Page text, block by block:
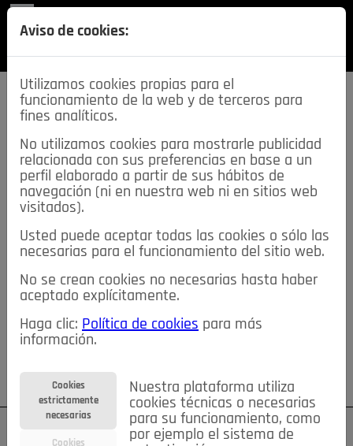
SECCIONES
descarga esta
REVISTA
≡NOTICIAS
NOTICIAS SERVICIOS DE INTERÉS
TABLÓN DE ANUNCIOS MIS ANUNCIOS CONTACTO
NOSOTROS
Su cuenta Regístrese ¿Olvidó su contraseña?
Aviso de cookies:
Utilizamos cookies propias para el
funcionamiento de la web y de terceros para
fines analíticos.
No utilizamos cookies para mostrarle publicidad
relacionada con sus preferencias en base a un
perfil elaborado a partir de sus hábitos de
navegación (ni en nuestra web ni en sitios web
visitados).
Usted puede aceptar todas las cookies o sólo las
necesarias para el funcionamiento del sitio web.
No se crean cookies no necesarias hasta haber
aceptado explícitamente.
Haga clic: Política de cookies para más
información.
Cookies
estrictamente
necesarias
Cookies
Nuestra plataforma utiliza
cookies técnicas o necesarias
para su funcionamiento, como
por ejemplo el sistema de